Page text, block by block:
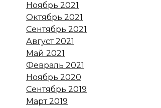
Ноябрь 2021
Октябрь 2021
Сентябрь 2021
Август 2021
Май 2021
Февраль 2021
Ноябрь 2020
Сентябрь 2019
Март 2019